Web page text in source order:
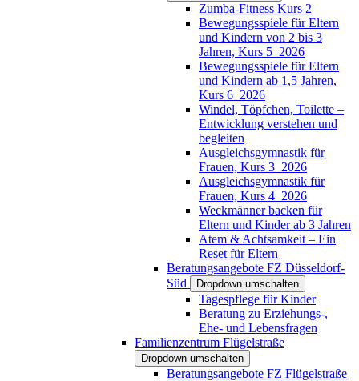
Zumba-Fitness Kurs 2
Bewegungsspiele für Eltern
und Kindern von 2 bis 3
Jahren, Kurs 5_2026
Bewegungsspiele für Eltern
und Kindern ab 1,5 Jahren,
Kurs 6_2026
Windel, Töpfchen, Toilette –
Entwicklung verstehen und
begleiten
Ausgleichsgymnastik für
Frauen, Kurs 3_2026
Ausgleichsgymnastik für
Frauen, Kurs 4_2026
Weckmänner backen für
Eltern und Kinder ab 3 Jahren
Atem & Achtsamkeit – Ein
Reset für Eltern
Beratungsangebote FZ Düsseldorf-
Süd
Dropdown umschalten
Tagespflege für Kinder
Beratung zu Erziehungs-,
Ehe- und Lebensfragen
Familienzentrum Flügelstraße
Dropdown umschalten
Beratungsangebote FZ Flügelstraße